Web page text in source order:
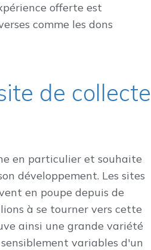
offerte est
comme les dons
de collecte
en particulier et souhaite
développement. Les sites
en poupe depuis de
à se tourner vers cette
ainsi une grande variété
variables d'un